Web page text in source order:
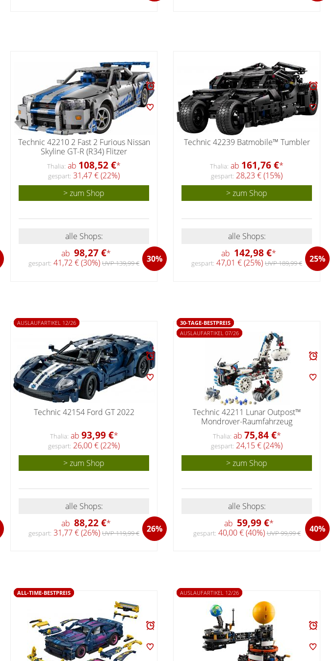
Technic 42210 2 Fast 2 Furious Nissan
Skyline GT-R (R34) Flitzer
Thalia: ab 108,52 €*
gespart: 31,47 € (22%)
> zum Shop
alle Shops:
ab 98,27 €* 30%
gespart: 41,72 € (30%) UVP 139,99 €
Technic 42239 Batmobile™ Tumbler
Thalia: ab 161,76 €*
gespart: 28,23 € (15%)
> zum Shop
alle Shops:
ab 142,98 €* 25%
gespart: 47,01 € (25%) UVP 189,99 €
AUSLAUFARTIKEL 12/26
Technic 42154 Ford GT 2022
Thalia: ab 93,99 €*
gespart: 26,00 € (22%)
> zum Shop
alle Shops:
ab 88,22 €* 26%
gespart: 31,77 € (26%) UVP 119,99 €
30-TAGE-BESTPREIS
AUSLAUFARTIKEL 07/26
Technic 42211 Lunar Outpost™
Mondrover-Raumfahrzeug
Thalia: ab 75,84 €*
gespart: 24,15 € (24%)
> zum Shop
alle Shops:
ab 59,99 €* 40%
gespart: 40,00 € (40%)UVP 99,99 €
ALL-TIME-BESTPREIS AUSLAUFARTIKEL 12/26